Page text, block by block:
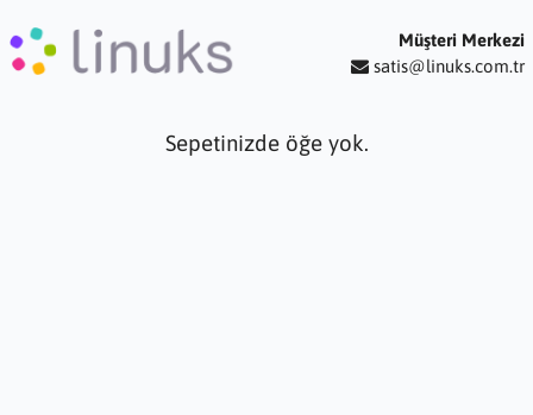
Müşteri Merkezi
satis@linuks.com.tr
Sepetinizde öğe yok.